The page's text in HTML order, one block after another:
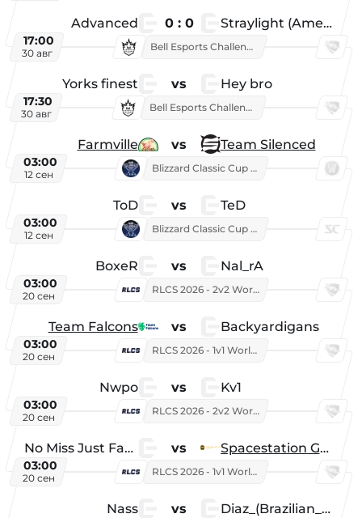
Advanced 0 : 0 Straylight (American team)
17:00
30 авг
Bell Esports Challenge 2026
Yorks finest vs Hey bro
17:30
30 авг
Bell Esports Challenge 2026
Farmville vs Team Silenced
03:00
12 сен
Blizzard Classic Cup 2026
ToD vs TeD
03:00
12 сен
Blizzard Classic Cup 2026
BoxeR vs Nal_rA
03:00
20 сен
RLCS 2026 - 2v2 World Championship
Team Falcons vs Backyardigans
03:00
20 сен
RLCS 2026 - 1v1 World Championship
Nwpo vs Kv1
03:00
20 сен
RLCS 2026 - 2v2 World Championship
No Miss Just Fake vs Spacestation Gaming
03:00
20 сен
RLCS 2026 - 1v1 World Championship
Nass vs Diaz_(Brazilian_Player)